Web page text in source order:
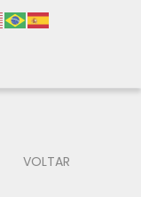
VOLTAR